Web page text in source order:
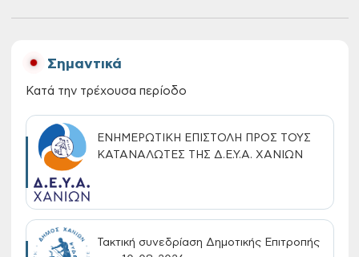
Σημαντικά
Κατά την τρέχουσα περίοδο
ΕΝΗΜΕΡΩΤΙΚΗ ΕΠΙΣΤΟΛΗ ΠΡΟΣ ΤΟΥΣ
ΚΑΤΑΝΑΛΩΤΕΣ ΤΗΣ Δ.Ε.Υ.Α. ΧΑΝΙΩΝ
Τακτική συνεδρίαση Δημοτικής Επιτροπής